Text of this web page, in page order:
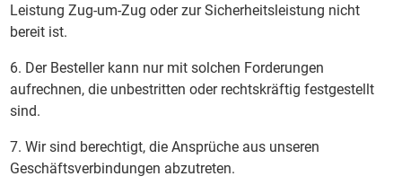
Leistung Zug-um-Zug oder zur Sicherheitsleistung nicht
bereit ist.
6. Der Besteller kann nur mit solchen Forderungen
aufrechnen, die unbestritten oder rechtskräftig festgestellt
sind.
7. Wir sind berechtigt, die Ansprüche aus unseren
Geschäftsverbindungen abzutreten.